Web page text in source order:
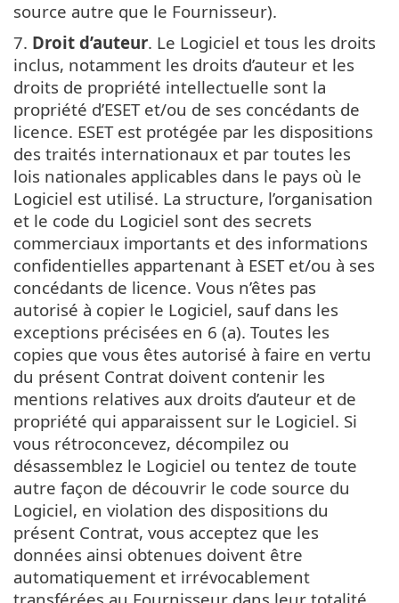
source autre que le Fournisseur).
7. Droit d’auteur. Le Logiciel et tous les droits
inclus, notamment les droits d’auteur et les
droits de propriété intellectuelle sont la
propriété d’ESET et/ou de ses concédants de
licence. ESET est protégée par les dispositions
des traités internationaux et par toutes les
lois nationales applicables dans le pays où le
Logiciel est utilisé. La structure, l’organisation
et le code du Logiciel sont des secrets
commerciaux importants et des informations
confidentielles appartenant à ESET et/ou à ses
concédants de licence. Vous n’êtes pas
autorisé à copier le Logiciel, sauf dans les
exceptions précisées en 6 (a). Toutes les
copies que vous êtes autorisé à faire en vertu
du présent Contrat doivent contenir les
mentions relatives aux droits d’auteur et de
propriété qui apparaissent sur le Logiciel. Si
vous rétroconcevez, décompilez ou
désassemblez le Logiciel ou tentez de toute
autre façon de découvrir le code source du
Logiciel, en violation des dispositions du
présent Contrat, vous acceptez que les
données ainsi obtenues doivent être
automatiquement et irrévocablement